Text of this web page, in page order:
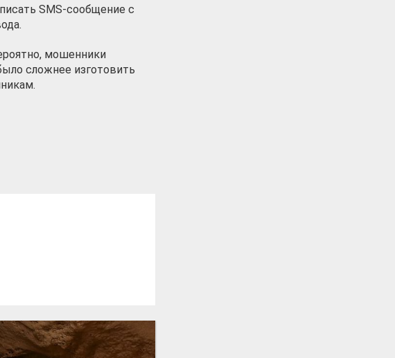
SMS-сообщение с
мошенники
сложнее изготовить